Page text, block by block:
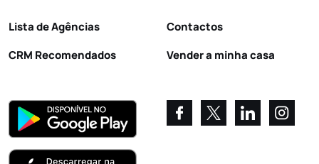
Lista de Agências
CRM Recomendados
Contactos
Vender a minha casa